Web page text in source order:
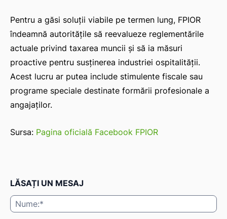
Pentru a găsi soluții viabile pe termen lung, FPIOR
îndeamnă autoritățile să reevalueze reglementările
actuale privind taxarea muncii și să ia măsuri
proactive pentru susținerea industriei ospitalității.
Acest lucru ar putea include stimulente fiscale sau
programe speciale destinate formării profesionale a
angajaților.
Sursa: Pagina oficială Facebook FPIOR
LĂSAȚI UN MESAJ